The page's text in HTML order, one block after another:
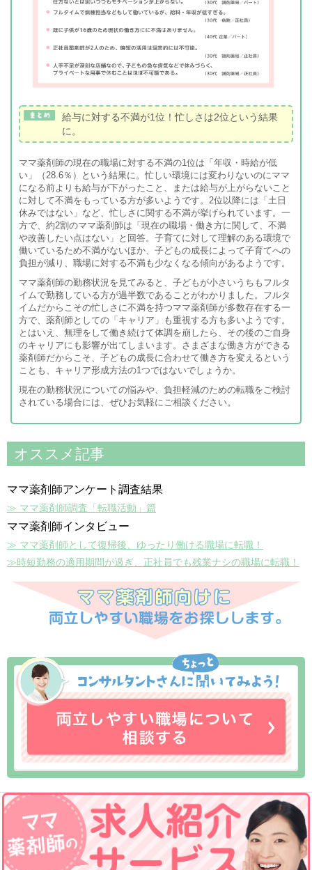
給与に対する不満が1位！忙しさは2位という結果
に。
ママ薬剤師の現在の職場に対する不満の1位は「年収・時給が低
い」（28.6％）という結果に。忙しい環境には変わりないのにママ
になる前よりも給与が下がったこと、または給与が上がらないこと
に対して不満をもっている方が多いようです。2位以降には「土日
休みではない」など、忙しさに関する不満が挙げられています。一
方で、約2割のママ薬剤師は「現在の職場・働き方に関して、不満
や改善したい点はない」と回答。子育てに対して理解のある環境で
働いているため不満がないほか、子どもの成長によって子育てへの
負担が減り、職場に対する不満も少なくなる傾向があるようです。
ママ薬剤師の勤務状況を見てみると、子どもが小さいうちもフルタ
イムで勤務している方が過半数であることがわかりました。フルタ
イムだからこその忙しさに不満を持つママ薬剤師が多数存在する一
方で、薬剤師としての「キャリア」も重視する方も多いようです。
とはいえ、無理をして働き続けて体調を崩したら、その後のご自身
のキャリアにも影響が出てしまいます。さまざまな働き方ができる
薬剤師だからこそ、子どもの成長に合わせて働き方を変えるという
ことも、キャリア形成方法の1つではないでしょうか。
現在の勤務状況についての悩みや、負担軽減のための転職をご検討
されている場合には、ぜひお気軽にご相談ください。
オススメ記事
ママ薬剤師アンケート調査結果
≫ ママ薬剤師調査「転職活動」篇
ママ薬剤師インタビュー
≫ ママ薬剤師として復帰後、ゆったり働ける職場に転職！
≫時短勤務の適用期間が過ぎ、正社員でも残業ナシの職場に転職！